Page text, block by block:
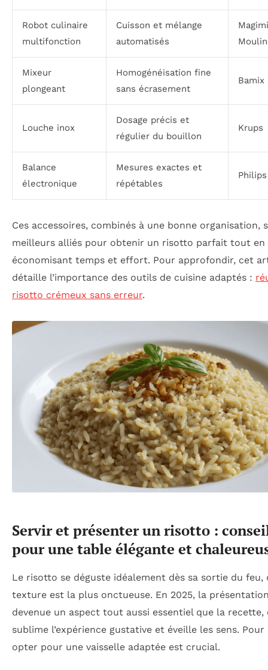
Robot culinaire
multifonction
Cuisson et mélange
automatisés
Mixeur
plongeant
Homogénéisation fine
sans écrasement
Bamix
Louche inox
Dosage précis et
régulier du bouillon
Krups
Balance
électronique
Mesures exactes et
répétables
Philips
Ces accessoires, combinés à une bonne organisation,
meilleurs alliés pour obtenir un risotto parfait tout en
économisant temps et effort. Pour approfondir, cet
détaille l’importance des outils de cuisine adaptés :
risotto crémeux sans erreur.
Servir et présenter un risotto :
pour une table élégante et
Le risotto se déguste idéalement dès sa sortie du feu,
texture est la plus onctueuse. En 2025, la
devenue un aspect tout aussi essentiel que la recette,
sublime l’expérience gustative et éveille les sens. Pour
opter pour une vaisselle adaptée est crucial.